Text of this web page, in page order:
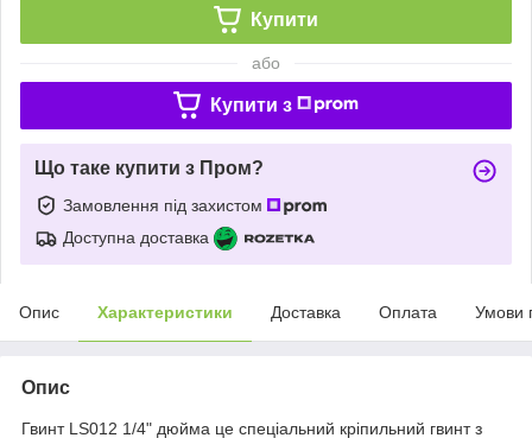
Купити
або
Купити з
Що таке купити з Пром?
Замовлення під захистом
Доступна доставка
Опис Характеристики Доставка Оплата Умови
Опис
Гвинт LS012 1/4" дюйма це спеціальний кріпильний гвинт з